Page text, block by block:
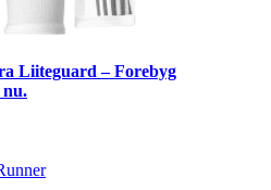
Liiteguard – Forebyg
nu.